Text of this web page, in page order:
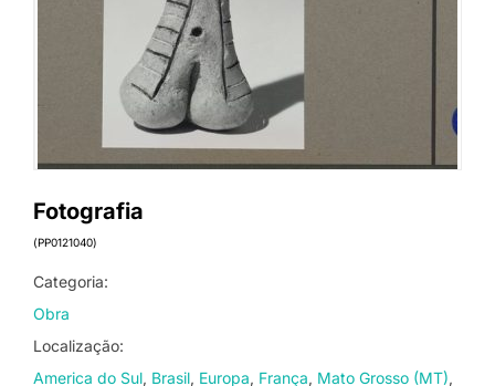
Fotografia
(PP0121040)
Categoria:
Obra
Localização:
America do Sul Brasil Europa França Mato Grosso (MT)